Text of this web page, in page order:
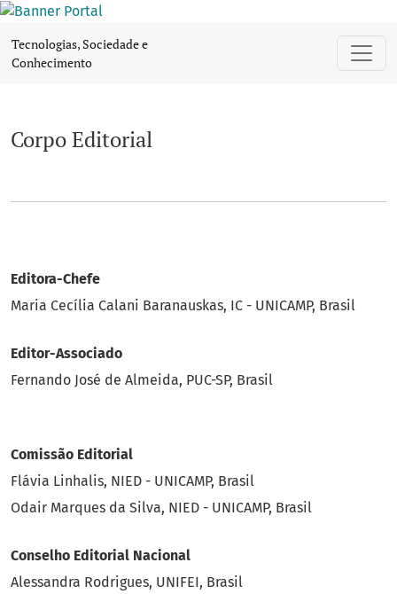
Tecnologias, Sociedade e
Conhecimento
Corpo Editorial
Editora-Chefe
Maria Cecília Calani Baranauskas, IC - UNICAMP, Brasil
Editor-Associado
Fernando José de Almeida, PUC-SP, Brasil
Comissão Editorial
Flávia Linhalis, NIED - UNICAMP, Brasil
Odair Marques da Silva, NIED - UNICAMP, Brasil
Conselho Editorial Nacional
Alessandra Rodrigues, UNIFEI, Brasil